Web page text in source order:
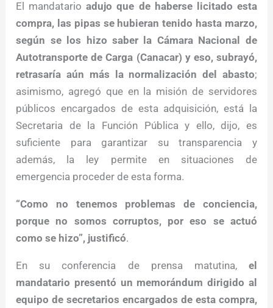
El mandatarioadujo que de haberse licitado esta
compra, las pipas se hubieran tenido hasta marzo,
según se los hizo saber la Cámara Nacional de
Autotransporte de Carga (Canacar) y eso, subrayó,
retrasaría aún más la normalización del abasto;
asimismo, agregó que en la misión de servidores
públicos encargados de esta adquisición, está la
Secretaria de la Función Pública y ello, dijo, es
suficiente para garantizar su transparencia y
además, la ley permite en situaciones de
emergencia proceder de esta forma.
“Como no tenemos problemas de conciencia,
porque no somos corruptos, por eso se actuó
como se hizo”, justificó.
En su conferencia de prensa matutina,el
mandatario presentó un memorándum dirigido al
equipo de secretarios encargados de esta compra,